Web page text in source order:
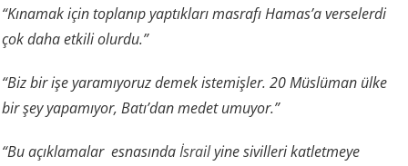
“Kınamak için toplanıp yaptıkları masrafı Hamas’a verselerdi
çok daha etkili olurdu.”
“Biz bir işe yaramıyoruz demek istemişler. 20 Müslüman ülke
bir şey yapamıyor, Batı’dan medet umuyor.”
“Bu açıklamalar esnasındaİsrailyine sivilleri katletmeye